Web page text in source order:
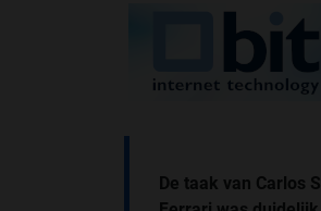
De taak van Carlos